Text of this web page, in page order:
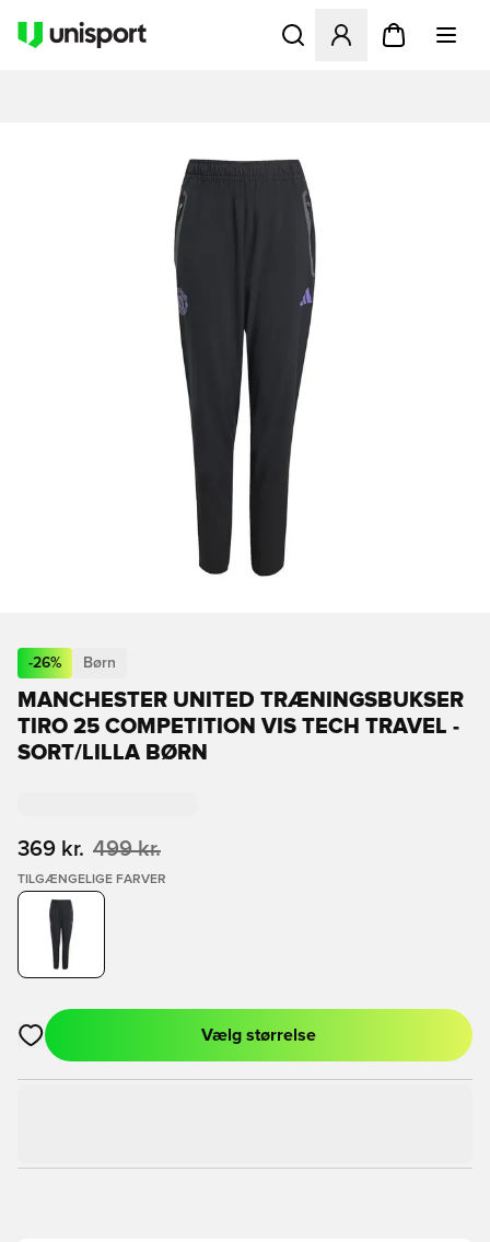
Åbner en Modal til at
-26% Børn
MANCHESTER UNITED TRÆNINGSBUKSER
TIRO 25 COMPETITION VIS TECH TRAVEL -
SORT/LILLA BØRN
369 kr. 499 kr.
TILGÆNGELIGE FARVER
Åbner en Modal til at logge ind eller tilmelde dig som medlem
Vælg størrelse